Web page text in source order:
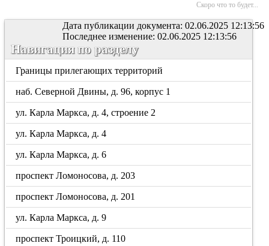
Скоро что то будет...
Дата публикации документа: 02.06.2025 12:13:56
Последнее изменение: 02.06.2025 12:13:56
Навигация по разделу
Границы прилегающих территорий
наб. Северной Двины, д. 96, корпус 1
ул. Карла Маркса, д. 4, строение 2
ул. Карла Маркса, д. 4
ул. Карла Маркса, д. 6
проспект Ломоносова, д. 203
проспект Ломоносова, д. 201
ул. Карла Маркса, д. 9
проспект Троицкий, д. 110